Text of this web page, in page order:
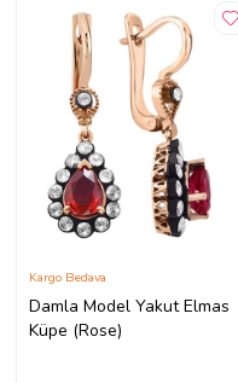
Damla Model Yakut Elmas
Küpe (Rose)
Kargo Bedava